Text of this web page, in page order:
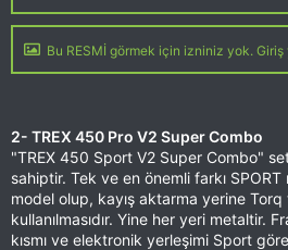
Bu RESMİ görmek için izniniz yok.
2- TREX 450 Pro V2 Super Combo
"TREX 450 Sport V2 Super Combo"
sahiptir. Tek ve en önemli farkı
model olup, kayış aktarma yerine
kullanılmasıdır. Yine her yeri metaltir.
kısmı ve elektronik yerleşimi Sport